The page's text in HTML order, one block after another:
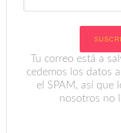
Tu correo está a
cedemos los datos
el SPAM, así que
nosotros no